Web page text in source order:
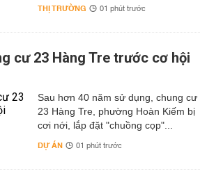
THỊ TRƯỜNG 01 phút trước
cư 23 Hàng Tre trước cơ hội
Sau hơn 40 năm sử dụng, chung cư
23 Hàng Tre, phường Hoàn Kiếm bị
cơi nới, lắp đặt "chuồng cọp"...
DỰ ÁN 01 phút trước